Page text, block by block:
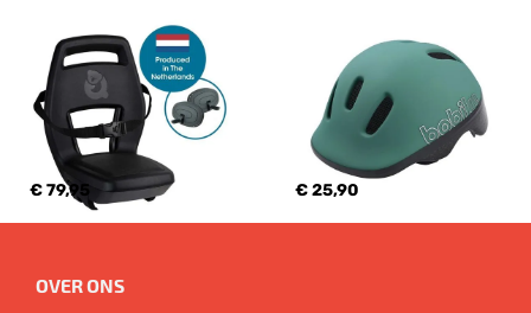
€ 79,95 € 25,90
OVER ONS